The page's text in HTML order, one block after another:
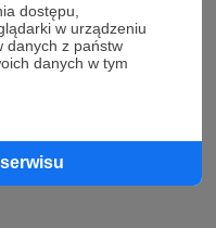
dostępu,
w urządzeniu
danych z państw
danych w tym